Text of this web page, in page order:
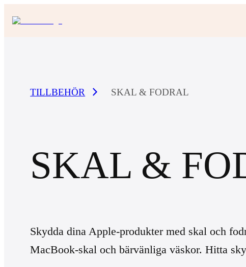
TILLBEHÖR SKAL & FODRAL
SKAL &
Skydda dina Apple-produkter med skal och
MacBook-skal och bärvänliga väskor. Hitta